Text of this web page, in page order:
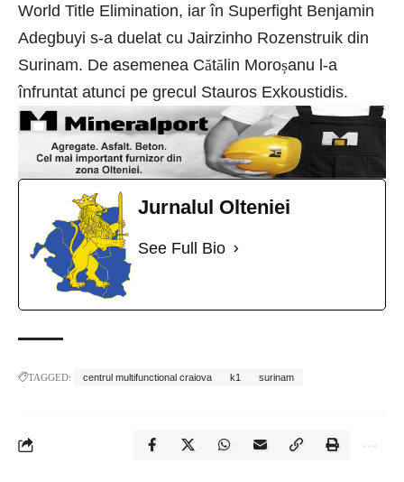
World Title Elimination, iar în Superfight Benjamin
Adegbuyi s-a duelat cu Jairzinho Rozenstruik din
Surinam. De asemenea Cătălin Moroșanu l-a
înfruntat atunci pe grecul Stauros Exkoustidis.
Jurnalul Olteniei
See Full Bio
TAGGED: centrul multifunctional craiova k1 surinam